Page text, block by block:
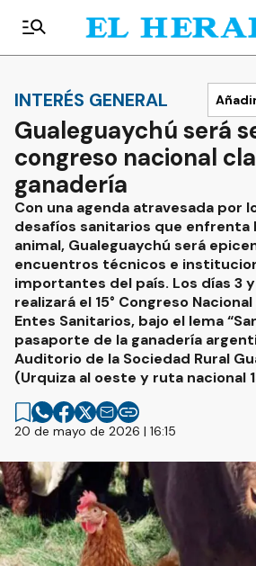
INTERÉS GENERAL
Gualeguaychú será
congreso nacional
ganadería
Con una agenda atravesada por
desafíos sanitarios que enfrenta
animal, Gualeguaychú será
encuentros técnicos e
importantes del país. Los días 3
realizará el 15° Congreso
Entes Sanitarios, bajo el lema
pasaporte de la ganadería
Auditorio de la Sociedad Rural
(Urquiza al oeste y ruta nacional
20 de mayo de 2026 | 16:15